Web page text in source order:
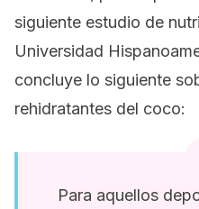
siguiente estudio de
Universidad
concluye lo siguiente
rehidratantes del coco:
Para aquellos